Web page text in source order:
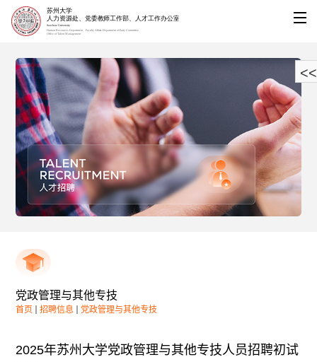
党政管理与其他专技
首页 招聘信息 党政管理与其他专技
2025年苏州大学党政管理与其他专技人员招聘初试
<<